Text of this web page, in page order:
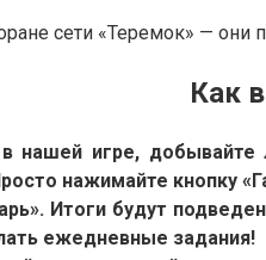
сети «Теремок» — они
Как
нашей игре,
нажимайте кнопку
Итоги будут
ежедневные задания!